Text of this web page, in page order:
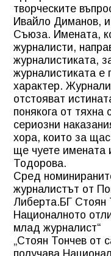
творческите
Ивайло Диманов, и
Съюза. Имената,
журналисти,
журналистиката,
журналистиката е
характер.
отстояват
понякога от
сериозни
хора, които за
ще чуете имената
Тодорова.
Сред
журналистът от
Либерта.БГ Стоян
Националното
млад журналист“
„Стоян Тончев от
получава